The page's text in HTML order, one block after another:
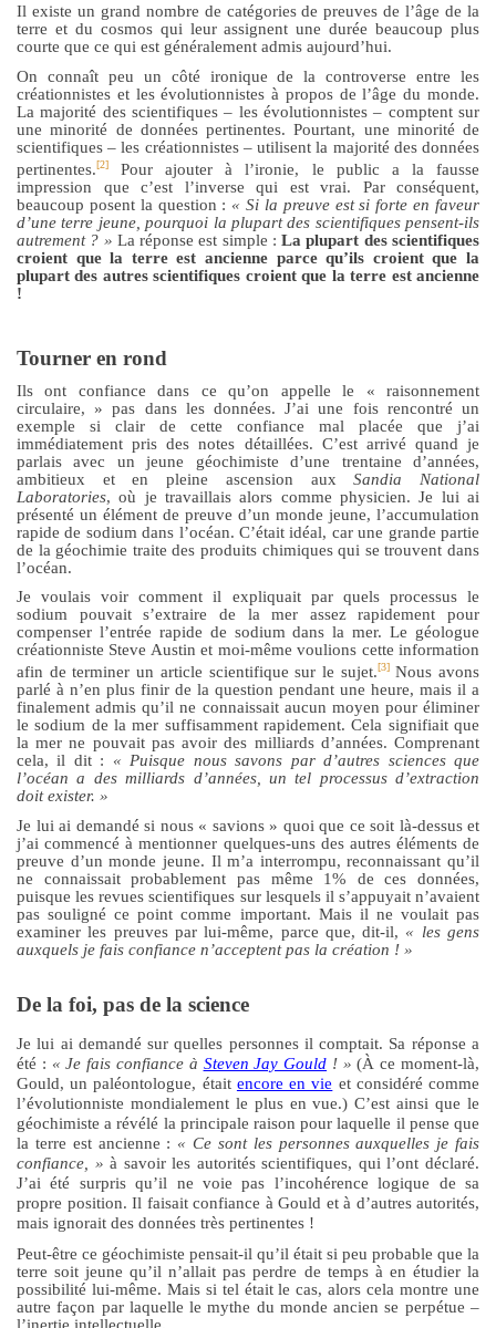
Il existe un grand nombre de catégories de preuves de l’âge de la
terre et du cosmos qui leur assignent une durée beaucoup plus
courte que ce qui est généralement admis aujourd’hui.
On connaît peu un côté ironique de la controverse entre les
créationnistes et les évolutionnistes à propos de l’âge du monde.
La majorité des scientifiques – les évolutionnistes – comptent sur
une minorité de données pertinentes. Pourtant, une minorité de
scientifiques – les créationnistes – utilisent la majorité des données
pertinentes.[2]
Pour ajouter à l’ironie, le public a la fausse
impression que c’est l’inverse qui est vrai. Par conséquent,
beaucoup posent la question : « Si la preuve est si forte en faveur
d’une terre jeune, pourquoi la plupart des scientifiques pensent-ils
autrement ? » La réponse est simple :La plupart des scientifiques
croient que la terre est ancienne parce qu’ils croient que la
plupart des autres scientifiques croient que la terre est ancienne
!
Tourner en rond
Ils ont confiance dans ce qu’on appelle le « raisonnement
circulaire, » pas dans les données. J’ai une fois rencontré un
exemple si clair de cette confiance mal placée que j’ai
immédiatement pris des notes détaillées. C’est arrivé quand je
parlais avec un jeune géochimiste d’une trentaine d’années,
ambitieux et en pleine ascension auxSandia National
Laboratories, où je travaillais alors comme physicien. Je lui ai
présenté un élément de preuve d’un monde jeune, l’accumulation
rapide de sodium dans l’océan. C’était idéal, car une grande partie
de la géochimie traite des produits chimiques qui se trouvent dans
l’océan.
Je voulais voir comment il expliquait par quels processus le
sodium pouvait s’extraire de la mer assez rapidement pour
compenser l’entrée rapide de sodium dans la mer. Le géologue
créationniste Steve Austin et moi-même voulions cette information
afin de terminer un article scientifique sur le sujet.[3]Nous avons
parlé à n’en plus finir de la question pendant une heure, mais il a
finalement admis qu’il ne connaissait aucun moyen pour éliminer
le sodium de la mer suffisamment rapidement. Cela signifiait que
la mer ne pouvait pas avoir des milliards d’années. Comprenant
cela, il dit : « Puisque nous savons par d’autres sciences que
l’océana des milliards d’années, un tel processus d’extraction
doit exister. »
Je lui ai demandé si nous « savions » quoi que ce soit là-dessus et
j’ai commencé à mentionner quelques-uns des autres éléments de
preuve d’un monde jeune. Il m’a interrompu, reconnaissant qu’il
ne connaissait probablement pas même 1% de ces données,
puisque les revues scientifiques sur lesquels il s’appuyait n’avaient
pas souligné ce point comme important. Mais il ne voulait pas
examiner les preuves par lui-même, parce que, dit-il, « les gens
auxquels je fais confiance n’acceptent pas la création ! »
De la foi, pas de la science
Je lui ai demandé sur quelles personnes il comptait. Sa réponse a
été : « Je fais confiance à Steven Jay Gould ! » (À cemoment-là,
Gould, un paléontologue, était encore en vie et considéré comme
l’évolutionniste mondialement le plus en vue.) C’est ainsi que le
géochimiste a révélé la principale raison pour laquelle il pense que
la terre est ancienne : «Ce sont les personnes auxquelles je fais
confiance
» à savoir les autorités scientifiques, qui l’ont déclaré.
J’ai été surpris qu’il ne voie pas l’incohérence logique de sa
propre position. Il faisait confiance à Gould et à d’autres autorités,
mais ignorait des données très pertinentes !
Peut-être ce géochimiste pensait-il qu’il était si peu probable que la
terre soit jeune qu’il n’allait pas perdre de temps à en étudier la
possibilité lui-même. Mais si tel était le cas, alors cela montre une
autre façon par laquelle le mythe du monde ancien se perpétue –
l’inertie intellectuelle.